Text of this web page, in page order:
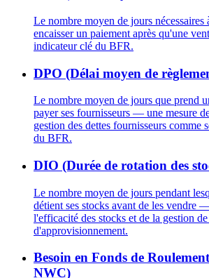
Le nombre moyen de jours nécessaires
encaisser un paiement après qu'une
indicateur clé du BFR.
DPO (Délai moyen de
Le nombre moyen de jours que prend
payer ses fournisseurs — une mesure
gestion des dettes fournisseurs comme
du BFR.
DIO (Durée de rotation des
Le nombre moyen de jours pendant
détient ses stocks avant de les vendre
l'efficacité des stocks et de la gestion
d'approvisionnement.
Besoin en Fonds de
NWC)